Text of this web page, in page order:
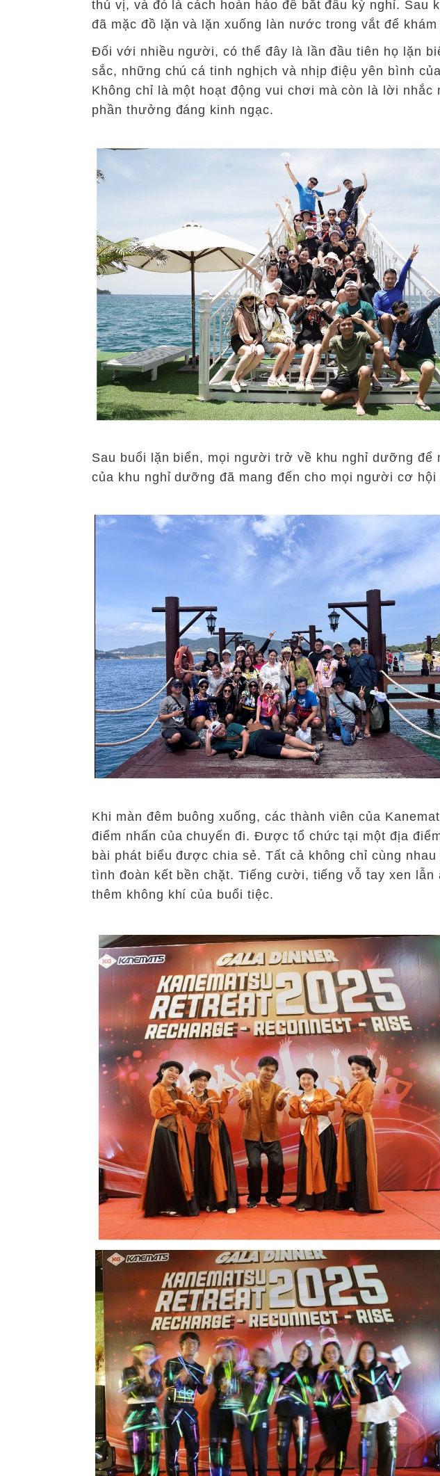
thú vị, và đó là cách hoàn hảo để bắt đầu kỳ nghỉ.
đã mặc đồ lặn và lặn xuống làn nước trong vắt để
Đối với nhiều người, có thể đây là lần đầu tiên họ lặn
sắc, những chú cá tinh nghịch và nhịp điệu yên bình
Không chỉ là một hoạt động vui chơi mà còn là lời
phần thưởng đáng kinh ngạc.
Sau buổi lặn biển, mọi người trở về khu nghỉ dưỡng
của khu nghỉ dưỡng đã mang đến cho mọi người cơ
Khi màn đêm buông xuống, các thành viên của
điểm nhấn của chuyến đi. Được tổ chức tại một địa
bài phát biểu được chia sẻ. Tất cả không chỉ cùng
tình đoàn kết bền chặt. Tiếng cười, tiếng vỗ tay xen
thêm không khí của buổi tiệc.